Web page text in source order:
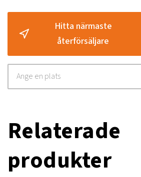
Hitta närmaste
återförsäljare
Relaterade
produkter